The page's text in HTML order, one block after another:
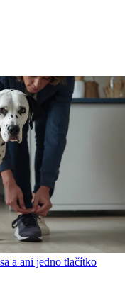
a ani jedno tlačítko